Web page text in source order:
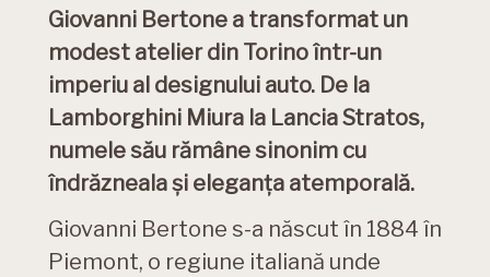
Giovanni Bertone a transformat un
modest atelier din Torino într-un
imperiu al designului auto. De la
Lamborghini Miura la Lancia Stratos,
numele său rămâne sinonim cu
îndrăzneala și eleganța atemporală.
Giovanni Bertone s-a născut în 1884 în
Piemont, o regiune italiană unde